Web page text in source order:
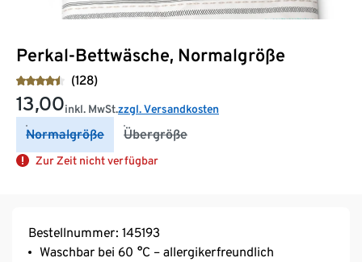
Perkal-Bettwäsche, Normalgröße
(128)
13,00inkl. MwSt.zzgl. Versandkosten
Normalgröße Übergröße
Zur Zeit nicht verfügbar
Bestellnummer: 145193
Waschbar bei 60 °C – allergikerfreundlich